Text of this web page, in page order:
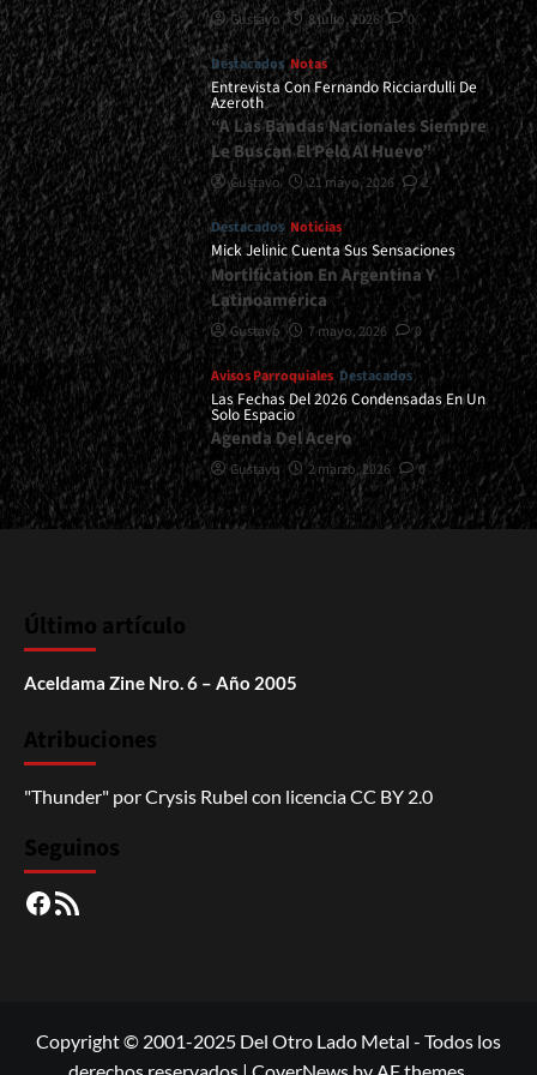
Gustavo 8 julio, 2026 0
Destacados Notas
Entrevista Con Fernando Ricciardulli De
Azeroth
“A Las Bandas Nacionales Siempre
Le Buscan El Pelo Al Huevo”
Gustavo 21 mayo, 2026 2
Destacados Noticias
Mick Jelinic Cuenta Sus Sensaciones
Mortification En Argentina Y
Latinoamérica
Gustavo 7 mayo, 2026 0
Avisos Parroquiales Destacados
Las Fechas Del 2026 Condensadas En Un
Solo Espacio
Agenda Del Acero
Gustavo 2 marzo, 2026 0
Último artículo
Aceldama Zine Nro. 6 – Año 2005
Atribuciones
"Thunder" porCrysis Rubel con licenciaCC BY 2.0
Seguinos
Facebook
RSS
Copyright © 2001-2025 Del Otro Lado Metal - Todos los